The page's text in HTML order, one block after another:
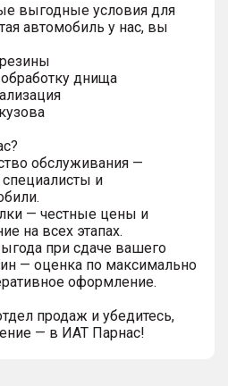
выгодные условия для
автомобиль у нас, вы
днища
обслуживания —
и
— честные цены и
на всех этапах.
при сдаче вашего
— оценка по максимально
оформление.
продаж и убедитесь,
— в ИАТ Парнас!